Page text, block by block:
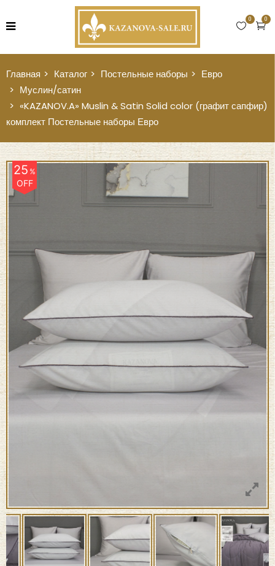
0
0
Главная Каталог Постельные наборы
Евро
Муслин/сатин
«KAZANOV.A» Muslin & Satin Solid color (графит сапфир)
комплект Постельные наборы Евро
25%
OFF